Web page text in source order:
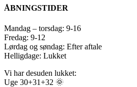
ÅBNINGSTIDER
Mandag – torsdag: 9-16
Fredag: 9-12
Lørdag og søndag: Efter aftale
Helligdage: Lukket
Vi har desuden lukket:
Uge 30+31+32 🌞